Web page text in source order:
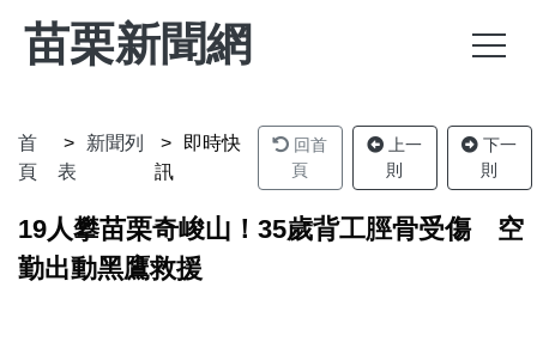
苗栗新聞網
首
頁
新聞列
表
即時快
訊
回首
頁
上一
則
下一
則
19人攀苗栗奇峻山！35歲背工脛骨受傷 空
勤出動黑鷹救援